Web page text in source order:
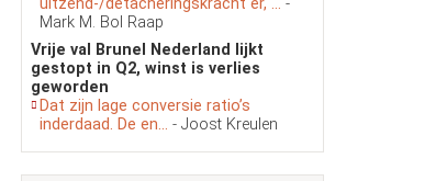
uitzend-/detacheringskracht er, ... -
Mark M. Bol Raap
Vrije val Brunel Nederland lijkt
gestopt in Q2, winst is verlies
geworden
Dat zijn lage conversie ratio’s
inderdaad. De en... - Joost Kreulen